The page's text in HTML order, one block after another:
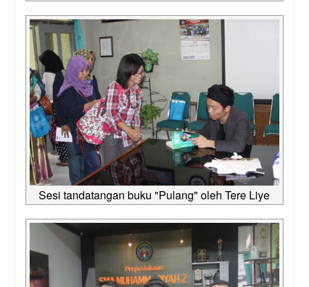
Sesi tandatangan buku "Pulang" oleh Tere Liye